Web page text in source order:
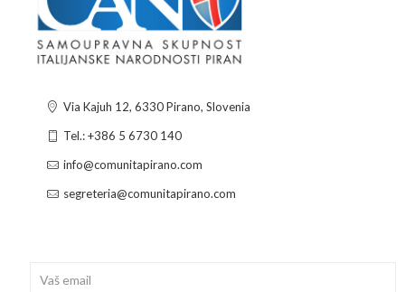
Via Kajuh 12, 6330 Pirano, Slovenia
Tel.: +386 5 6730 140
info@comunitapirano.com
segreteria@comunitapirano.com